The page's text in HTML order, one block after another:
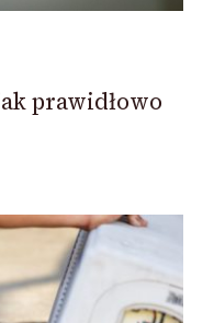
prawidłowo